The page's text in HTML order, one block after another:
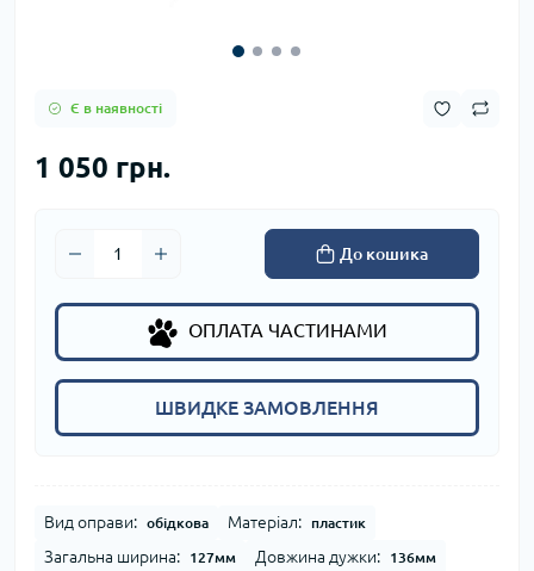
Є в наявності
1 050 грн.
До кошика
ОПЛАТА ЧАСТИНАМИ
ШВИДКЕ ЗАМОВЛЕННЯ
Вид оправи: обідкова Матеріал: пластик
Загальна ширина: 127мм Довжина дужки: 136мм